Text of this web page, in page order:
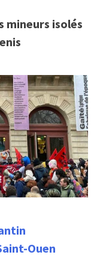
mineurs isolés
Ouen